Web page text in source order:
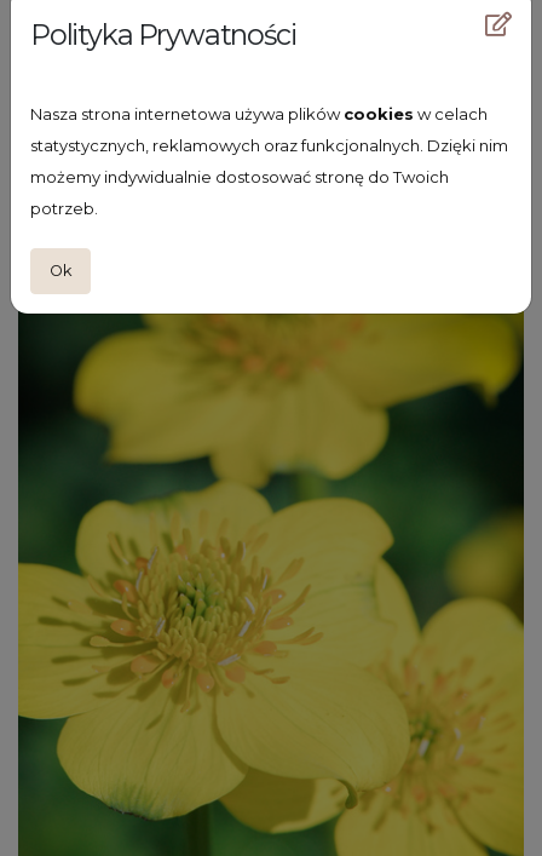
Polityka Prywatności
Nasza strona internetowa używa plikówcookies w celach
statystycznych, reklamowych oraz funkcjonalnych. Dzięki nim
możemy indywidualnie dostosować stronę do Twoich
potrzeb.
Ok
Trollius chinensis 'Golden Queen'